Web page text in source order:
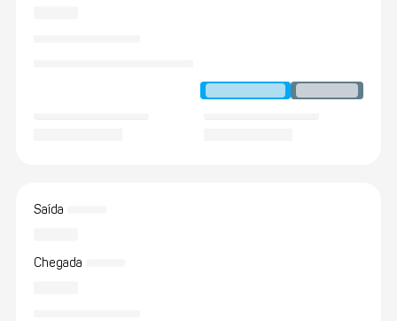
Saída
Chegada